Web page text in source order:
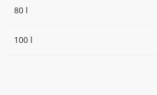
80 l
100 l